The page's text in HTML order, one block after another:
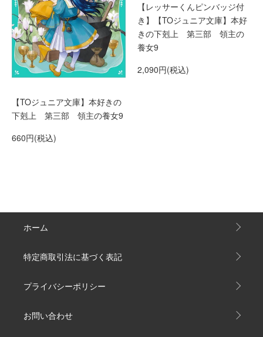
【TOジュニア文庫】本好きの
下剋上 第三部 領主の養女9
660円(税込)
【レッサーくんピンバッジ付
き】【TOジュニア文庫】本好
きの下剋上 第三部 領主の
養女9
2,090円(税込)
ホーム
特定商取引法に基づく表記
プライバシーポリシー
お問い合わせ